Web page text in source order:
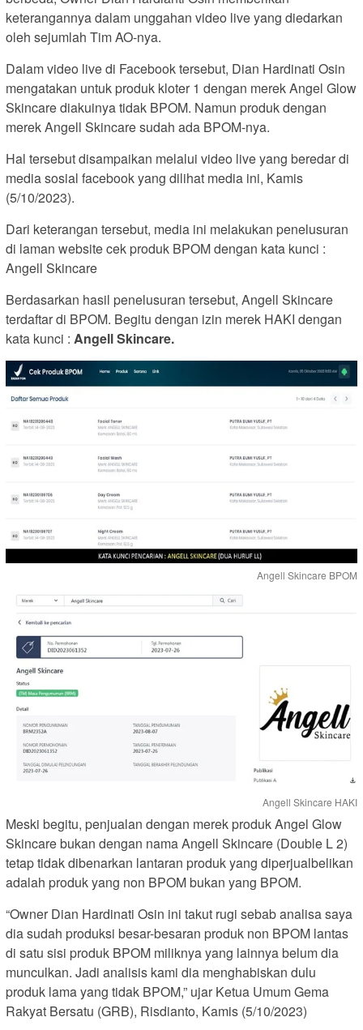
keterangannya dalam unggahan video live yang diedarkan
oleh sejumlah Tim AO-nya.
Dalam video live di Facebook tersebut, Dian Hardinati Osin
mengatakan untuk produk kloter 1 dengan merek Angel Glow
Skincare diakuinya tidak BPOM. Namun produk dengan
merek Angell Skincare sudah ada BPOM-nya.
Hal tersebut disampaikan melalui video live yang beredar di
media sosial facebook yang dilihat media ini, Kamis
(5/10/2023).
Dari keterangan tersebut, media ini melakukan penelusuran
di laman website cek produk BPOM dengan kata kunci :
Angell Skincare
Berdasarkan hasil penelusuran tersebut, Angell Skincare
terdaftar di BPOM. Begitu dengan izin merek HAKI dengan
kata kunci : Angell Skincare.
Angell Skincare BPOM
Angell Skincare HAKI
Meski begitu, penjualan dengan merek produk Angel Glow
Skincare bukan dengan nama Angell Skincare (Double L 2)
tetap tidak dibenarkan lantaran produk yang diperjualbelikan
adalah produk yang non BPOM bukan yang BPOM.
“Owner Dian Hardinati Osin ini takut rugi sebab analisa saya
dia sudah produksi besar-besaran produk non BPOM lantas
di satu sisi produk BPOM miliknya yang lainnya belum dia
munculkan. Jadi analisis kami dia menghabiskan dulu
produk lama yang tidak BPOM,” ujar Ketua Umum Gema
Rakyat Bersatu (GRB), Risdianto, Kamis (5/10/2023)